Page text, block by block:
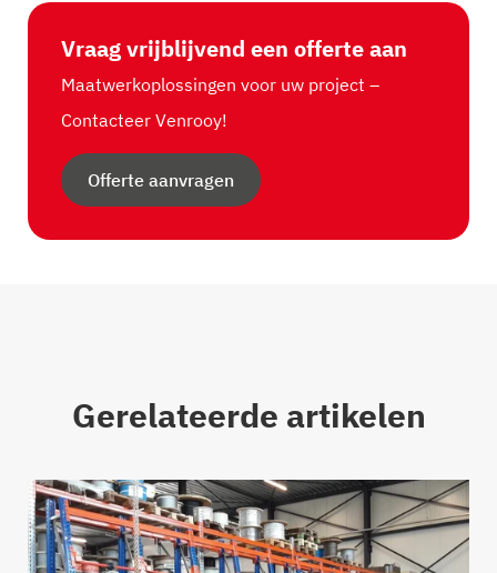
Vraag vrijblijvend een offerte aan
Maatwerkoplossingen voor uw project –
Contacteer Venrooy!
Offerte aanvragen
Gerelateerde artikelen